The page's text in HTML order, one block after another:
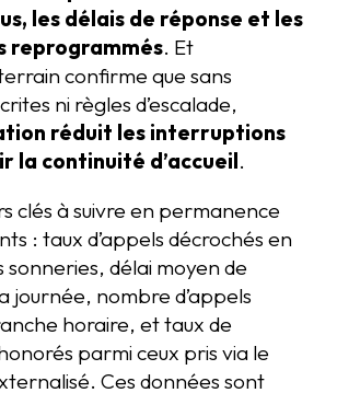
les délais de réponse et les
reprogrammés. Et
confirme que sans
ni règles d’escalade,
réduit les interruptions
la continuité d’accueil.
clés à suivre en permanence
: taux d’appels décrochés en
sonneries, délai moyen de
journée, nombre d’appels
horaire, et taux de
parmi ceux pris via le
Ces données sont